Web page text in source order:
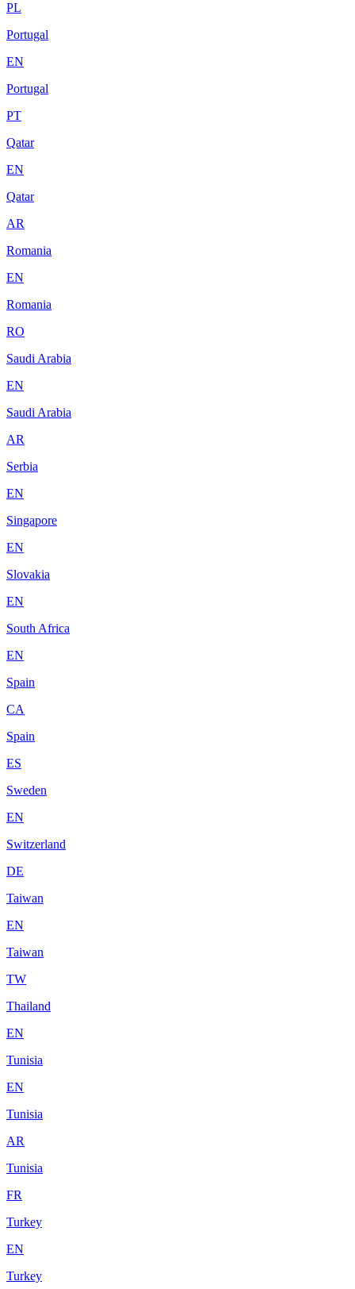
PL
Portugal
EN
Portugal
PT
Qatar
EN
Qatar
AR
Romania
EN
Romania
RO
Saudi Arabia
EN
Saudi Arabia
AR
Serbia
EN
Singapore
EN
Slovakia
EN
South Africa
EN
Spain
CA
Spain
ES
Sweden
EN
Switzerland
DE
Taiwan
EN
Taiwan
TW
Thailand
EN
Tunisia
EN
Tunisia
AR
Tunisia
FR
Turkey
EN
Turkey